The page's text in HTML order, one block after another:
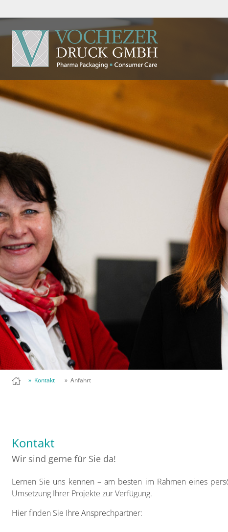
» Kontakt » Anfahrt
Kontakt
Wir sind gerne für Sie da!
Lernen Sie uns kennen – am besten im Rahmen eines
Umsetzung Ihrer Projekte zur Verfügung.
Hier finden Sie Ihre Ansprechpartner: